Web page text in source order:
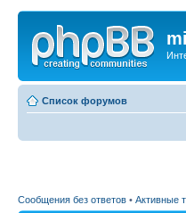
Список форумов
Сообщения без ответов • Активные